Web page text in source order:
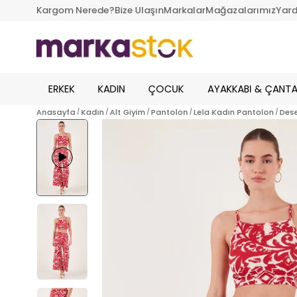
Kargom Nerede?Bize UlaşınMarkalarMağazalarımız
ERKEK KADIN ÇOCUK AYAKKABI & ÇANTA
Anasayfa Kadın Alt Giyim Pantolon Lela Kadın Pantolon